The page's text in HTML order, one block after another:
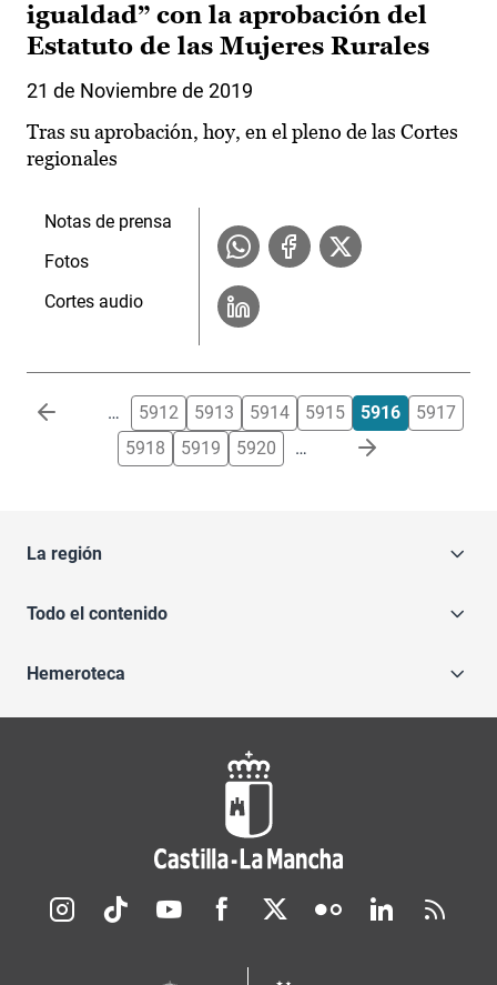
igualdad” con la aprobación del
Estatuto de las Mujeres Rurales
21 de Noviembre de 2019
Tras su aprobación, hoy, en el pleno de las Cortes
regionales
Notas de prensa
Fotos
Cortes audio
Paginación … 5912 5913 5914 5915 5916
5917
5918
5919 5920 …
La región
Todo el contenido
Hemeroteca
Redes sociales JCCM